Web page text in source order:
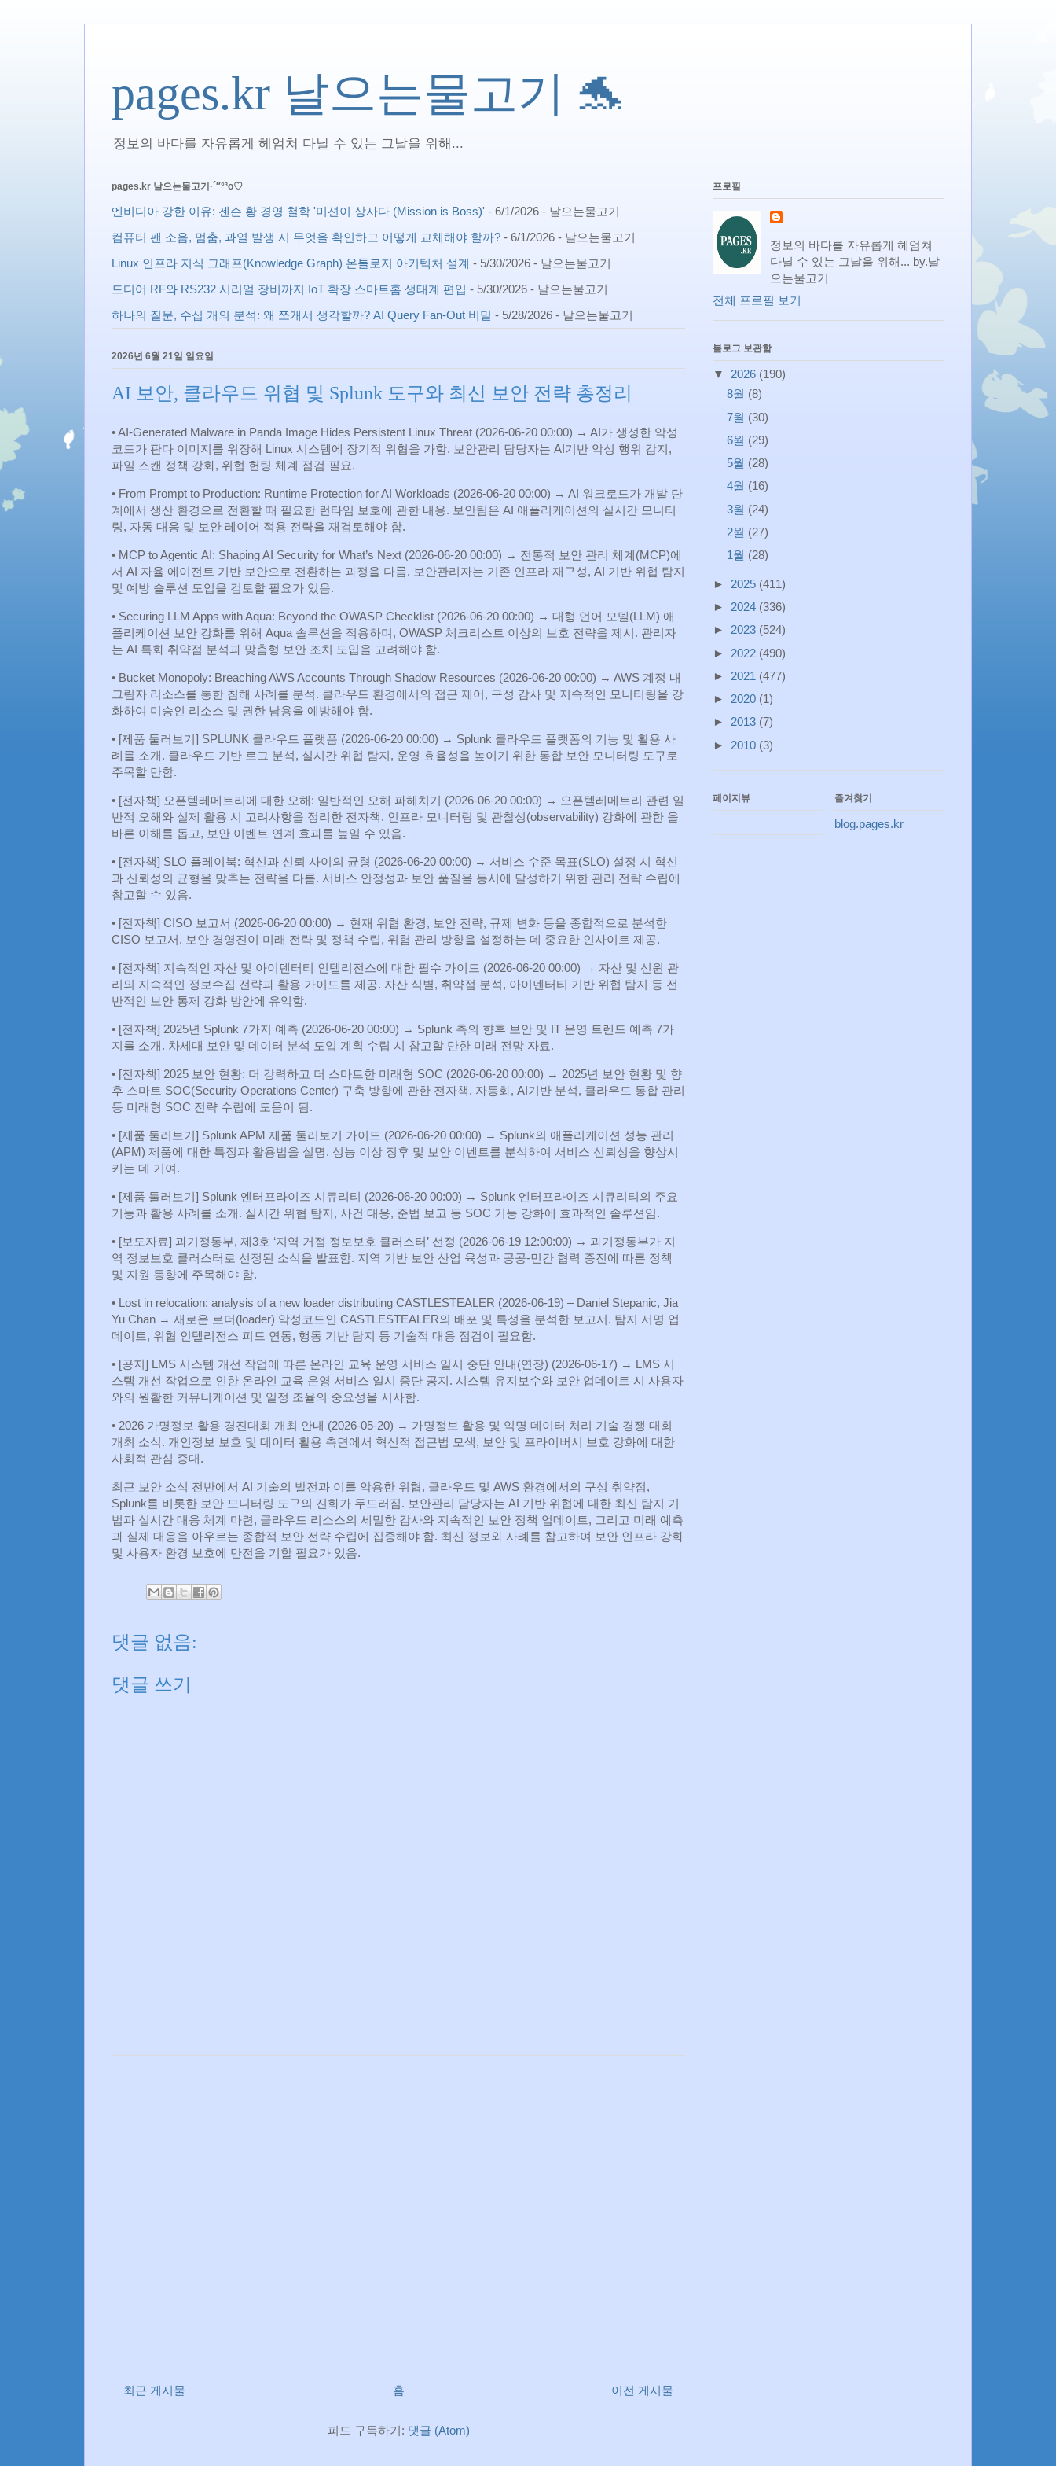
pages.kr 날으는물고기 🐬
정보의 바다를 자유롭게 헤엄쳐 다닐 수 있는 그날을 위해...
pages.kr 날으는물고기·´″°³о♡
엔비디아 강한 이유: 젠슨 황 경영 철학 '미션이 상사다 (Mission is Boss)' - 6/1/2026 - 날으는물고기
컴퓨터 팬 소음, 멈춤, 과열 발생 시 무엇을 확인하고 어떻게 교체해야 할까? - 6/1/2026 - 날으는물고기
Linux 인프라 지식 그래프(Knowledge Graph) 온톨로지 아키텍처 설계 - 5/30/2026 - 날으는물고기
드디어 RF와 RS232 시리얼 장비까지 IoT 확장 스마트홈 생태계 편입 - 5/30/2026 - 날으는물고기
하나의 질문, 수십 개의 분석: 왜 쪼개서 생각할까? AI Query Fan-Out 비밀 - 5/28/2026 - 날으는물고기
2026년 6월 21일 일요일
AI 보안, 클라우드 위협 및 Splunk 도구와 최신 보안 전략 총정리
• AI‑Generated Malware in Panda Image Hides Persistent Linux Threat (2026‑06‑20 00:00) → AI가 생성한 악성
코드가 판다 이미지를 위장해 Linux 시스템에 장기적 위협을 가함. 보안관리 담당자는 AI기반 악성 행위 감지,
파일 스캔 정책 강화, 위협 헌팅 체계 점검 필요.
• From Prompt to Production: Runtime Protection for AI Workloads (2026‑06‑20 00:00) → AI 워크로드가 개발 단
계에서 생산 환경으로 전환할 때 필요한 런타임 보호에 관한 내용. 보안팀은 AI 애플리케이션의 실시간 모니터
링, 자동 대응 및 보안 레이어 적용 전략을 재검토해야 함.
• MCP to Agentic AI: Shaping AI Security for What’s Next (2026‑06‑20 00:00) → 전통적 보안 관리 체계(MCP)에
서 AI 자율 에이전트 기반 보안으로 전환하는 과정을 다룸. 보안관리자는 기존 인프라 재구성, AI 기반 위협 탐지
및 예방 솔루션 도입을 검토할 필요가 있음.
• Securing LLM Apps with Aqua: Beyond the OWASP Checklist (2026‑06‑20 00:00) → 대형 언어 모델(LLM) 애
플리케이션 보안 강화를 위해 Aqua 솔루션을 적용하며, OWASP 체크리스트 이상의 보호 전략을 제시. 관리자
는 AI 특화 취약점 분석과 맞춤형 보안 조치 도입을 고려해야 함.
• Bucket Monopoly: Breaching AWS Accounts Through Shadow Resources (2026‑06‑20 00:00) → AWS 계정 내
그림자 리소스를 통한 침해 사례를 분석. 클라우드 환경에서의 접근 제어, 구성 감사 및 지속적인 모니터링을 강
화하여 미승인 리소스 및 권한 남용을 예방해야 함.
• [제품 둘러보기] SPLUNK 클라우드 플랫폼 (2026‑06‑20 00:00) → Splunk 클라우드 플랫폼의 기능 및 활용 사
례를 소개. 클라우드 기반 로그 분석, 실시간 위협 탐지, 운영 효율성을 높이기 위한 통합 보안 모니터링 도구로
주목할 만함.
• [전자책] 오픈텔레메트리에 대한 오해: 일반적인 오해 파헤치기 (2026‑06‑20 00:00) → 오픈텔레메트리 관련 일
반적 오해와 실제 활용 시 고려사항을 정리한 전자책. 인프라 모니터링 및 관찰성(observability) 강화에 관한 올
바른 이해를 돕고, 보안 이벤트 연계 효과를 높일 수 있음.
• [전자책] SLO 플레이북: 혁신과 신뢰 사이의 균형 (2026‑06‑20 00:00) → 서비스 수준 목표(SLO) 설정 시 혁신
과 신뢰성의 균형을 맞추는 전략을 다룸. 서비스 안정성과 보안 품질을 동시에 달성하기 위한 관리 전략 수립에
참고할 수 있음.
• [전자책] CISO 보고서 (2026‑06‑20 00:00) → 현재 위협 환경, 보안 전략, 규제 변화 등을 종합적으로 분석한
CISO 보고서. 보안 경영진이 미래 전략 및 정책 수립, 위험 관리 방향을 설정하는 데 중요한 인사이트 제공.
• [전자책] 지속적인 자산 및 아이덴터티 인텔리전스에 대한 필수 가이드 (2026‑06‑20 00:00) → 자산 및 신원 관
리의 지속적인 정보수집 전략과 활용 가이드를 제공. 자산 식별, 취약점 분석, 아이덴터티 기반 위협 탐지 등 전
반적인 보안 통제 강화 방안에 유익함.
• [전자책] 2025년 Splunk 7가지 예측 (2026‑06‑20 00:00) → Splunk 측의 향후 보안 및 IT 운영 트렌드 예측 7가
지를 소개. 차세대 보안 및 데이터 분석 도입 계획 수립 시 참고할 만한 미래 전망 자료.
• [전자책] 2025 보안 현황: 더 강력하고 더 스마트한 미래형 SOC (2026‑06‑20 00:00) → 2025년 보안 현황 및 향
후 스마트 SOC(Security Operations Center) 구축 방향에 관한 전자책. 자동화, AI기반 분석, 클라우드 통합 관리
등 미래형 SOC 전략 수립에 도움이 됨.
• [제품 둘러보기] Splunk APM 제품 둘러보기 가이드 (2026‑06‑20 00:00) → Splunk의 애플리케이션 성능 관리
(APM) 제품에 대한 특징과 활용법을 설명. 성능 이상 징후 및 보안 이벤트를 분석하여 서비스 신뢰성을 향상시
키는 데 기여.
• [제품 둘러보기] Splunk 엔터프라이즈 시큐리티 (2026‑06‑20 00:00) → Splunk 엔터프라이즈 시큐리티의 주요
기능과 활용 사례를 소개. 실시간 위협 탐지, 사건 대응, 준법 보고 등 SOC 기능 강화에 효과적인 솔루션임.
• [보도자료] 과기정통부, 제3호 ‘지역 거점 정보보호 클러스터’ 선정 (2026‑06‑19 12:00:00) → 과기정통부가 지
역 정보보호 클러스터로 선정된 소식을 발표함. 지역 기반 보안 산업 육성과 공공‑민간 협력 증진에 따른 정책
및 지원 동향에 주목해야 함.
• Lost in relocation: analysis of a new loader distributing CASTLESTEALER (2026‑06‑19) – Daniel Stepanic, Jia
Yu Chan → 새로운 로더(loader) 악성코드인 CASTLESTEALER의 배포 및 특성을 분석한 보고서. 탐지 서명 업
데이트, 위협 인텔리전스 피드 연동, 행동 기반 탐지 등 기술적 대응 점검이 필요함.
• [공지] LMS 시스템 개선 작업에 따른 온라인 교육 운영 서비스 일시 중단 안내(연장) (2026‑06‑17) → LMS 시
스템 개선 작업으로 인한 온라인 교육 운영 서비스 일시 중단 공지. 시스템 유지보수와 보안 업데이트 시 사용자
와의 원활한 커뮤니케이션 및 일정 조율의 중요성을 시사함.
• 2026 가명정보 활용 경진대회 개최 안내 (2026‑05‑20) → 가명정보 활용 및 익명 데이터 처리 기술 경쟁 대회
개최 소식. 개인정보 보호 및 데이터 활용 측면에서 혁신적 접근법 모색, 보안 및 프라이버시 보호 강화에 대한
사회적 관심 증대.
최근 보안 소식 전반에서 AI 기술의 발전과 이를 악용한 위협, 클라우드 및 AWS 환경에서의 구성 취약점,
Splunk를 비롯한 보안 모니터링 도구의 진화가 두드러짐. 보안관리 담당자는 AI 기반 위협에 대한 최신 탐지 기
법과 실시간 대응 체계 마련, 클라우드 리소스의 세밀한 감사와 지속적인 보안 정책 업데이트, 그리고 미래 예측
과 실제 대응을 아우르는 종합적 보안 전략 수립에 집중해야 함. 최신 정보와 사례를 참고하여 보안 인프라 강화
및 사용자 환경 보호에 만전을 기할 필요가 있음.
댓글 없음:
댓글 쓰기
최근 게시물 이전 게시물
홈
피드 구독하기: 댓글 (Atom)
프로필
정보의 바다를 자유롭게 헤엄쳐
다닐 수 있는 그날을 위해... by.날
으는물고기
전체 프로필 보기
블로그 보관함
▼ 2026 (190)
8월 (8)
7월 (30)
6월 (29)
5월 (28)
4월 (16)
3월 (24)
2월 (27)
1월 (28)
► 2025 (411)
► 2024 (336)
► 2023 (524)
► 2022 (490)
► 2021 (477)
► 2020 (1)
► 2013 (7)
► 2010 (3)
페이지뷰 즐겨찾기
blog.pages.kr